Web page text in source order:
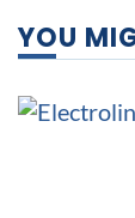
YOU